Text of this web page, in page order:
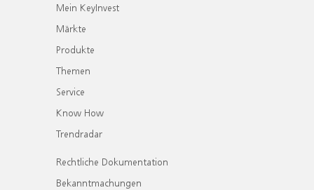
Mein KeyInvest
Märkte
Produkte
Themen
Service
Know How
Trendradar
Rechtliche Dokumentation
Bekanntmachungen